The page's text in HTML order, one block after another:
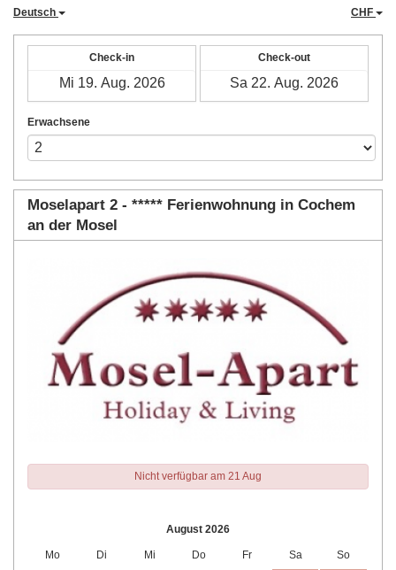
Deutsch CHF
Check-in Check-out
Erwachsene
Moselapart 2 - ***** Ferienwohnung in Cochem
an der Mosel
Nicht verfügbar am 21 Aug
August 2026
Mo Di Mi Do Fr Sa So